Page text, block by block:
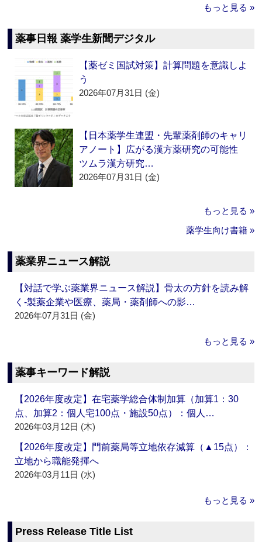
もっと見る »
薬事日報 薬学生新聞デジタル
【薬ゼミ国試対策】計算問題を意識しよ
う
2026年07月31日 (金)
【日本薬学生連盟・先輩薬剤師のキャリ
アノート】広がる漢方薬研究の可能性
ツムラ漢方研究…
2026年07月31日 (金)
もっと見る »
薬学生向け書籍 »
薬業界ニュース解説
【対話で学ぶ薬業界ニュース解説】骨太の方針を読み解
く‐製薬企業や医療、薬局・薬剤師への影…
2026年07月31日 (金)
もっと見る »
薬事キーワード解説
【2026年度改定】在宅薬学総合体制加算（加算1：30
点、加算2：個人宅100点・施設50点）：個人…
2026年03月12日 (木)
【2026年度改定】門前薬局等立地依存減算（▲15点）：
立地から職能発揮へ
2026年03月11日 (水)
もっと見る »
Press Release Title List